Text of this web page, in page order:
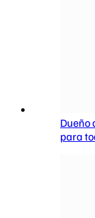
Dueño
para